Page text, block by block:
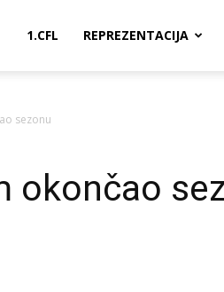
1.CFL REPREZENTACIJA
sezonu
okončao